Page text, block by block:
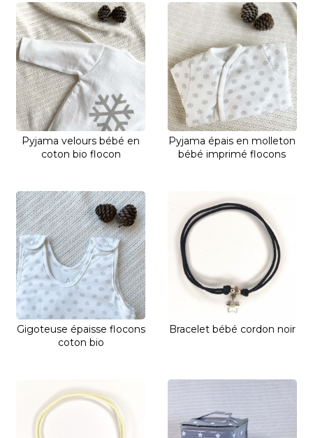
Pyjama velours bébé en
coton bio flocon
Pyjama épais en molleton
bébé imprimé flocons
Gigoteuse épaisse flocons
coton bio
Bracelet bébé cordon noir